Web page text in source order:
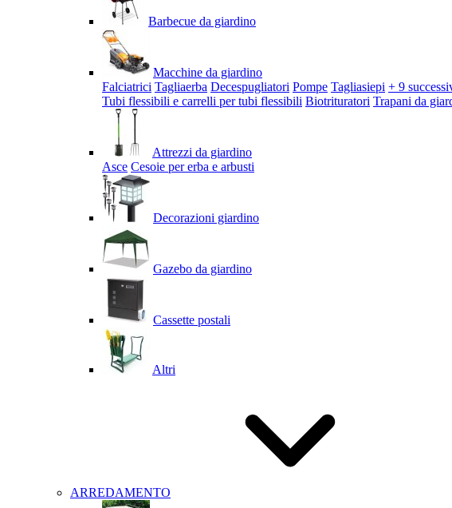
Barbecue da giardino
Macchine da giardino
Falciatrici Tagliaerba Decespugliatori Pompe Tagliasiepi + 9
Tubi flessibili e carrelli per tubi flessibili Biotrituratori Trapani da
Attrezzi da giardino
Asce Cesoie per erba e arbusti
Decorazioni giardino
Gazebo da giardino
Cassette postali
Altri
ARREDAMENTO